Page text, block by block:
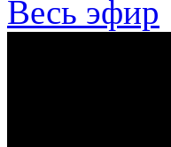
Весь эфир